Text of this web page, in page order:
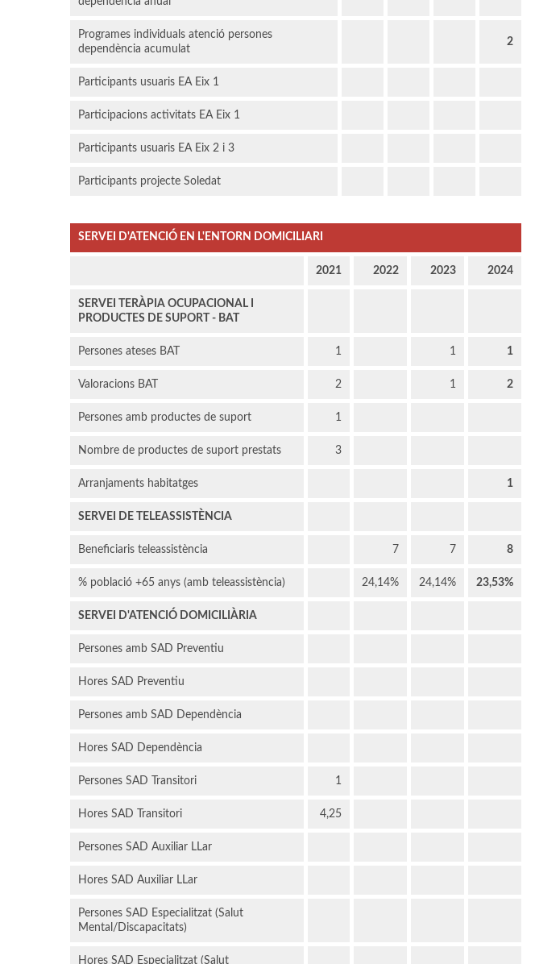
Programes individuals atenció persones
dependència acumulat
2
Participants usuaris EA Eix 1
Participacions activitats EA Eix 1
Participants usuaris EA Eix 2 i 3
Participants projecte Soledat
SERVEI D'ATENCIÓ EN L'ENTORN DOMICILIARI
2021 2022 2023 2024
SERVEI TERÀPIA OCUPACIONAL I
PRODUCTES DE SUPORT - BAT
Persones ateses BAT 1 1 1
Valoracions BAT 2 1 2
Persones amb productes de suport 1
Nombre de productes de suport prestats 3
Arranjaments habitatges 1
SERVEI DE TELEASSISTÈNCIA
Beneficiaris teleassistència 7 7 8
% població +65 anys (amb teleassistència) 24,14% 24,14% 23,53%
SERVEI D'ATENCIÓ DOMICILIÀRIA
Persones amb SAD Preventiu
Hores SAD Preventiu
Persones amb SAD Dependència
Hores SAD Dependència
Persones SAD Transitori 1
Hores SAD Transitori 4,25
Persones SAD Auxiliar LLar
Hores SAD Auxiliar LLar
Persones SAD Especialitzat (Salut
Mental/Discapacitats)
Hores SAD Especialitzat (Salut